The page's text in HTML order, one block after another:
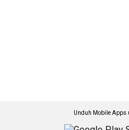
Unduh Mobile Apps